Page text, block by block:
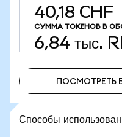
40,18 CHF
СУММА ТОКЕНОВ В
6,84 тыс.
ПОСМОТРЕТЬ
Способы